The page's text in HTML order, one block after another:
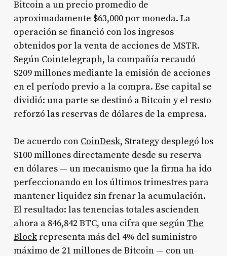
Bitcoin a un precio promedio de
aproximadamente $63,000 por moneda. La
operación se financió con los ingresos
obtenidos por la venta de acciones de MSTR.
Según Cointelegraph, la compañía recaudó
$209 millones mediante la emisión de acciones
en el período previo a la compra. Ese capital se
dividió: una parte se destinó a Bitcoin y el resto
reforzó las reservas de dólares de la empresa.
De acuerdo con CoinDesk, Strategy desplegó los
$100 millones directamente desde su reserva
en dólares — un mecanismo que la firma ha ido
perfeccionando en los últimos trimestres para
mantener liquidez sin frenar la acumulación.
El resultado: las tenencias totales ascienden
ahora a 846,842 BTC, una cifra que según The
Blockrepresenta más del 4% del suministro
máximo de 21 millones de Bitcoin — con un